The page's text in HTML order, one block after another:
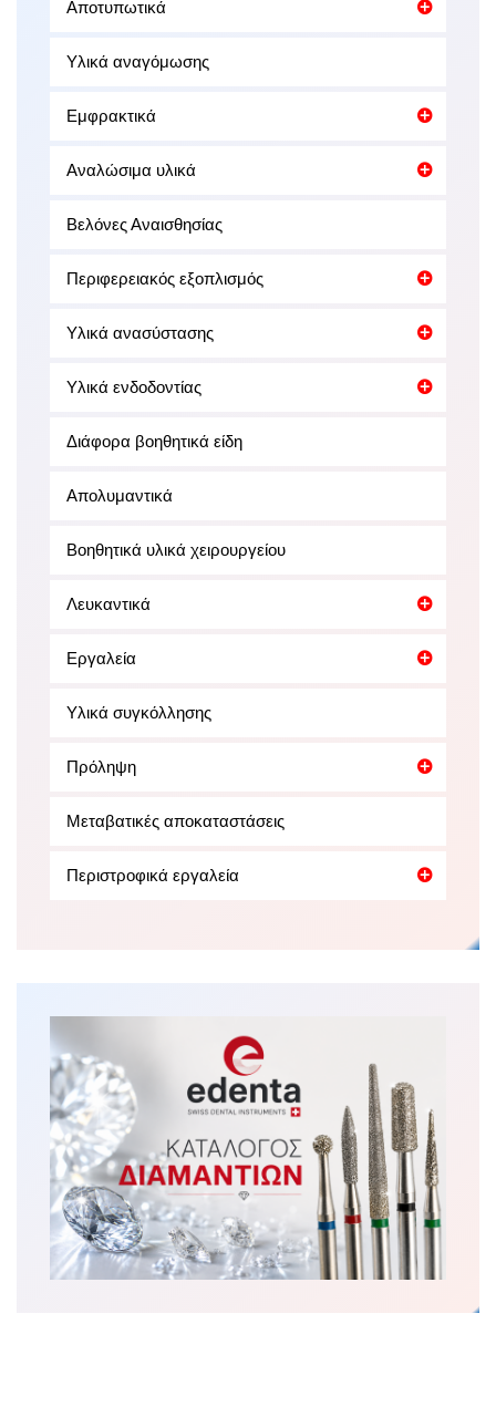
Αποτυπωτικά
Υλικά αναγόμωσης
Εμφρακτικά
Αναλώσιμα υλικά
Βελόνες Αναισθησίας
Περιφερειακός εξοπλισμός
Υλικά ανασύστασης
Υλικά ενδοδοντίας
Διάφορα βοηθητικά είδη
Απολυμαντικά
Βοηθητικά υλικά χειρουργείου
Λευκαντικά
Εργαλεία
Υλικά συγκόλλησης
Πρόληψη
Μεταβατικές αποκαταστάσεις
Περιστροφικά εργαλεία